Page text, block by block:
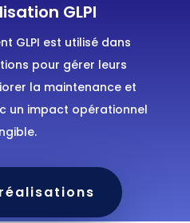
GLPI
GLPI est utilisé dans
pour gérer leurs
la maintenance et
un impact opérationnel